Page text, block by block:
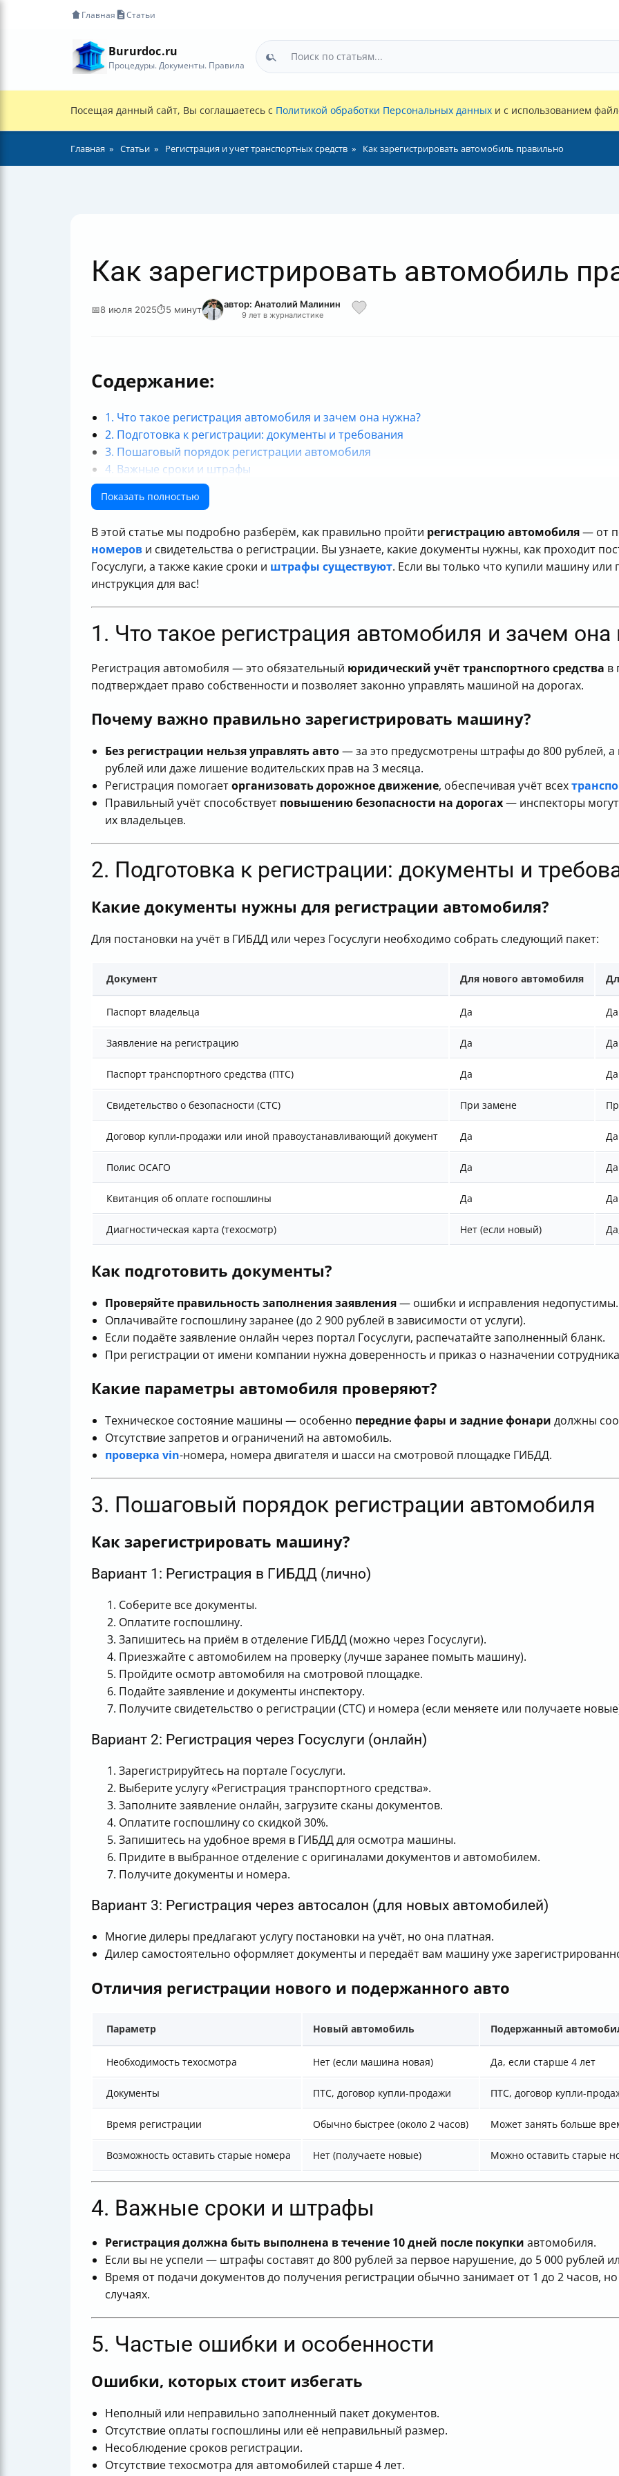
Главная Статьи
Bururdoc.ru
Процедуры. Документы. Правила
Посещая данный сайт, Вы соглашаетесь с Политикой обработки Персональных данных и с использованием
Главная Статьи Регистрация и учет транспортных средств Как зарегистрировать автомобиль правильно
Как зарегистрировать автомобиль
📅8 июля 2025⏱5 минут автор: Анатолий Малинин
9 лет в журналистике
Содержание:
1. Что такое регистрация автомобиля и зачем она нужна?
2. Подготовка к регистрации: документы и требования
3. Пошаговый порядок регистрации автомобиля
4. Важные сроки и штрафы
5. Частые ошибки и особенности
Итог: как быстро и без проблем зарегистрировать автомобиль?
Показать полностью
В этой статье мы подробно разберём, как правильно пройти регистрацию автомобиля— от
номеров и свидетельства о регистрации. Вы узнаете, какие документы нужны, как проходит
Госуслуги, а также какие сроки и штрафы существуют. Если вы только что купили машину или
инструкция для вас!
1. Что такое регистрация автомобиля и зачем она
Регистрация автомобиля — это обязательный юридический учёт транспортного средства в
подтверждает право собственности и позволяет законно управлять машиной на дорогах.
Почему важно правильно зарегистрировать машину?
Без регистрации нельзя управлять авто— за это предусмотрены штрафы до 800 рублей,
рублей или даже лишение водительских прав на 3 месяца.
Регистрация помогаеторганизовать дорожное движение, обеспечивая учёт всех
Правильный учёт способствует повышению безопасности на дорогах— инспекторы
их владельцев.
2. Подготовка к регистрации: документы и
Какие документы нужны для регистрации автомобиля?
Для постановки на учёт в ГИБДД или через Госуслуги необходимо собрать следующий пакет:
Документ Для нового автомобиля
Паспорт владельца Да Да
Заявление на регистрацию Да Да
Паспорт транспортного средства (ПТС) Да Да
Свидетельство о безопасности (СТС) При замене
Договор купли-продажи или иной правоустанавливающий документ Да Да
Полис ОСАГО Да Да
Квитанция об оплате госпошлины Да Да
Диагностическая карта (техосмотр) Нет (если новый)
Как подготовить документы?
Проверяйте правильность заполнения заявления— ошибки и исправления недопустимы.
Оплачивайте госпошлину заранее (до 2 900 рублей в зависимости от услуги).
Если подаёте заявление онлайн через портал Госуслуги, распечатайте заполненный бланк.
При регистрации от имени компании нужна доверенность и приказ о назначении
Какие параметры автомобиля проверяют?
Техническое состояние машины — особенно передние фары и задние фонари должны
Отсутствие запретов и ограничений на автомобиль.
проверка vin-номера, номера двигателя и шасси на смотровой площадке ГИБДД.
3. Пошаговый порядок регистрации автомобиля
Как зарегистрировать машину?
Вариант 1: Регистрация в ГИБДД (лично)
Соберите все документы.
Оплатите госпошлину.
Запишитесь на приём в отделение ГИБДД (можно через Госуслуги).
Приезжайте с автомобилем на проверку (лучше заранее помыть машину).
Пройдите осмотр автомобиля на смотровой площадке.
Подайте заявление и документы инспектору.
Получите свидетельство о регистрации (СТС) и номера (если меняете или получаете
Вариант 2: Регистрация через Госуслуги (онлайн)
Зарегистрируйтесь на портале Госуслуги.
Выберите услугу «Регистрация транспортного средства».
Заполните заявление онлайн, загрузите сканы документов.
Оплатите госпошлину со скидкой 30%.
Запишитесь на удобное время в ГИБДД для осмотра машины.
Придите в выбранное отделение с оригиналами документов и автомобилем.
Получите документы и номера.
Вариант 3: Регистрация через автосалон (для новых автомобилей)
Многие дилеры предлагают услугу постановки на учёт, но она платная.
Дилер самостоятельно оформляет документы и передаёт вам машину уже
Отличия регистрации нового и подержанного авто
Параметр Новый автомобиль Подержанный
Необходимость техосмотра Нет (если машина новая) Да, если старше 4 лет
Документы ПТС, договор купли-продажи ПТС, договор купли-
Время регистрации Обычно быстрее (около 2 часов) Может занять больше
Возможность оставить старые номера Нет (получаете новые) Можно оставить старые
4. Важные сроки и штрафы
Регистрация должна быть выполнена в течение 10 дней после покупки автомобиля.
Если вы не успели — штрафы составят до 800 рублей за первое нарушение, до 5 000
Время от подачи документов до получения регистрации обычно занимает от 1 до 2 часов,
случаях.
5. Частые ошибки и особенности
Ошибки, которых стоит избегать
Неполный или неправильно заполненный пакет документов.
Отсутствие оплаты госпошлины или её неправильный размер.
Несоблюдение сроков регистрации.
Отсутствие техосмотра для автомобилей старше 4 лет.